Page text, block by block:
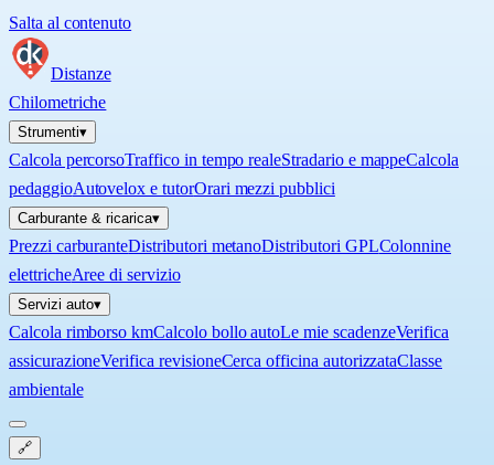
Salta al contenuto
Distanze
Chilometriche
Strumenti▾
Calcola percorsoTraffico in tempo realeStradario e mappeCalcola
pedaggioAutovelox e tutorOrari mezzi pubblici
Carburante & ricarica▾
Prezzi carburanteDistributori metanoDistributori GPLColonnine
elettricheAree di servizio
Servizi auto▾
Calcola rimborso kmCalcolo bollo autoLe mie scadenzeVerifica
assicurazioneVerifica revisioneCerca officina autorizzataClasse
ambientale
🔗